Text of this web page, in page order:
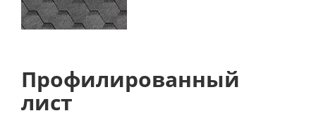
Профилированный
лист